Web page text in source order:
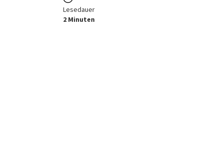
Lesedauer
2 Minuten